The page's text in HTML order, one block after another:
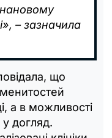
– зазначила
що
а в можливості
у догляд.